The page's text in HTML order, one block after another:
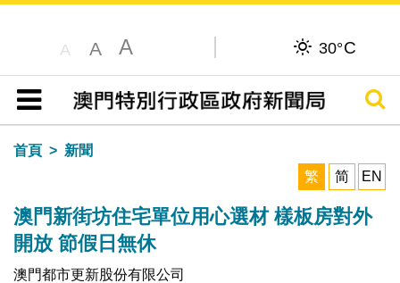
A A A 30°C
目錄
搜尋
首頁
新聞
繁
简 EN
澳門新街坊住宅單位用心選材 樣板房對外
開放 節假日無休
澳門都市更新股份有限公司